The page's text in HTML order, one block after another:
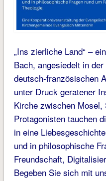
„Ins zierliche Land“ –
Bach, angesiedelt in
deutsch-französischen
unter Druck geratener
Kirche zwischen
Protagonisten tauchen
in eine
und in philosophische
Freundschaft,
Begeben Sie sich mit